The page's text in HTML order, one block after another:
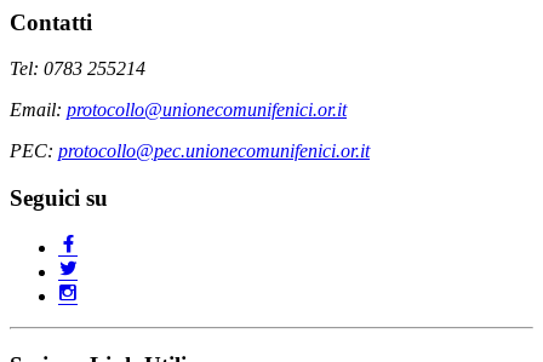
Contatti
Tel: 0783 255214
Email: protocollo@unionecomunifenici.or.it
PEC: protocollo@pec.unionecomunifenici.or.it
Seguici su